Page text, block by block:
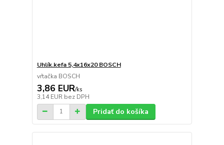
Uhlík.kefa 5,4x16x20 BOSCH
vŕtačka BOSCH
3,86 EUR/ks
3,14 EUR bez DPH
Pridať do košíka